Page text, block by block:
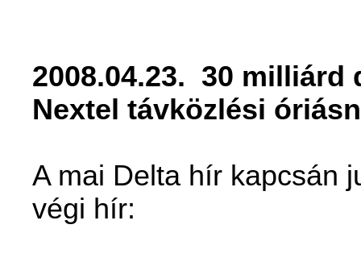
2008.04.23. 30 milliárd
Nextel távközlési
A mai Delta hír kapcsán
végi hír: